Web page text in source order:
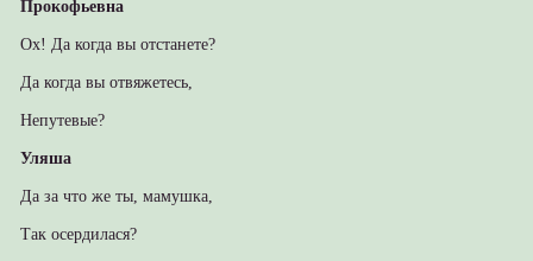
Прокофьевна
Ох! Да когда вы отстанете?
Да когда вы отвяжетесь,
Непутевые?
Уляша
Да за что же ты, мамушка,
Так осердилася?